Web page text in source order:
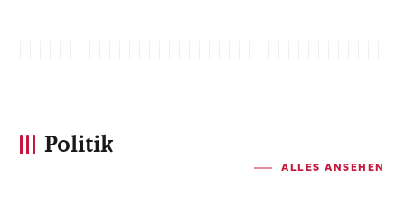
Politik
ALLES ANSEHEN